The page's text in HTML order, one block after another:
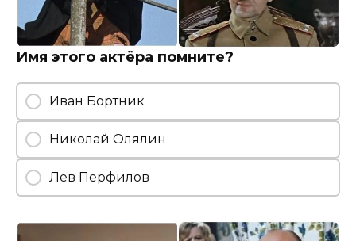
Имя этого актёра помните?
Иван Бортник
Николай Олялин
Лев Перфилов